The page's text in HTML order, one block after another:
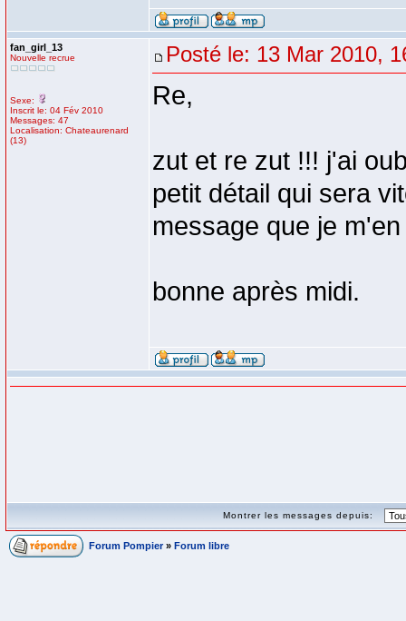
fan_girl_13
Nouvelle recrue
Sexe:
Inscrit le: 04 Fév 2010
Messages: 47
Localisation: Chateaurenard
(13)
Posté le: 13 Mar 2010,
Re,
zut et re zut !!! j'ai
petit détail qui sera
message que je
bonne après midi.
Montrer les messages depuis:
Forum Pompier » Forum libre